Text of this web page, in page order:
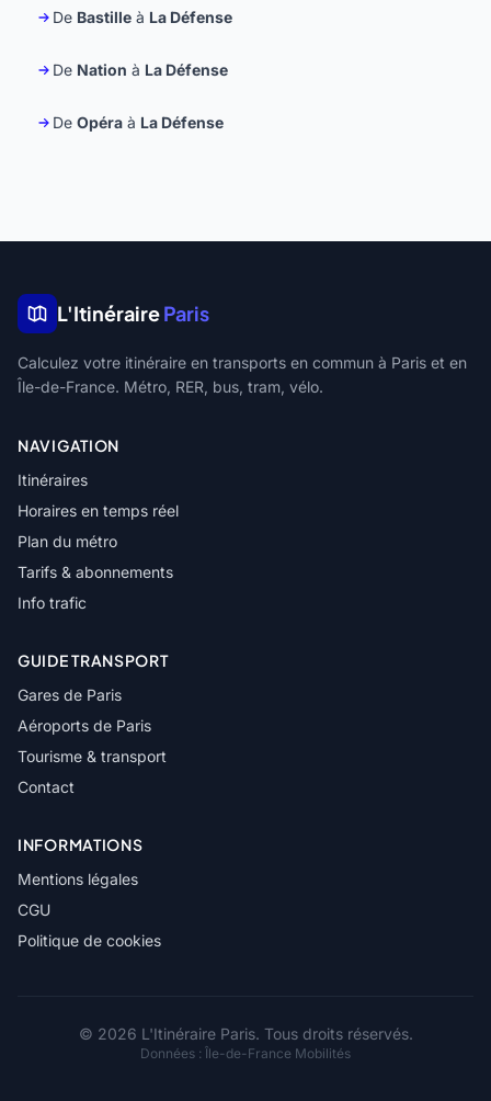
De Bastille à La Défense
De Nation à La Défense
De Opéra à La Défense
L'ItinéraireParis
Calculez votre itinéraire en transports en commun à Paris et en
Île-de-France. Métro, RER, bus, tram, vélo.
NAVIGATION
Itinéraires
Horaires en temps réel
Plan du métro
Tarifs & abonnements
Info trafic
GUIDE TRANSPORT
Gares de Paris
Aéroports de Paris
Tourisme & transport
Contact
INFORMATIONS
Mentions légales
CGU
Politique de cookies
© 2026 L'Itinéraire Paris. Tous droits réservés.
Données : Île-de-France Mobilités